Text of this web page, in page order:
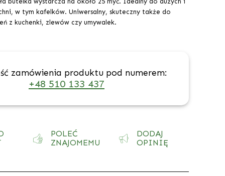
w tym kafelków. Uniwersalny, skuteczny także do
z kuchenki, zlewów czy umywalek.
zamówienia produktu pod numerem:
+48 510 133 437
POLEĆ
ZNAJOMEMU
DODAJ
OPINIĘ